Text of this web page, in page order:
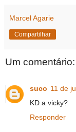
Marcel Agarie
Compartilhar
Um comentário:
suco 11 de
KD a vicky?
Responder